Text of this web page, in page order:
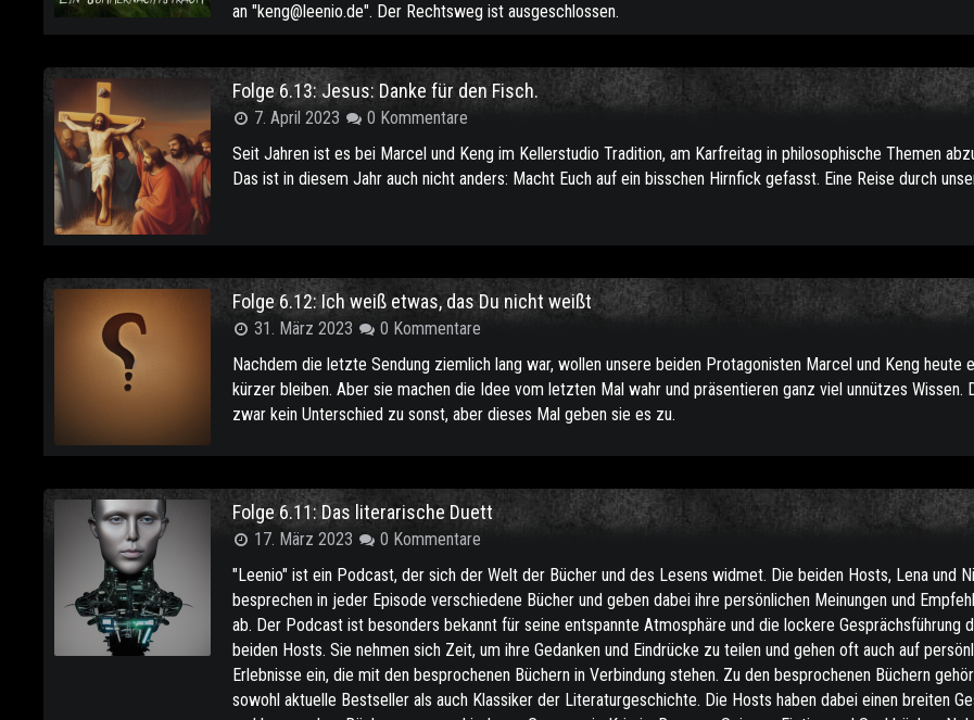
an "keng@leenio.de". Der Rechtsweg ist ausgeschlossen.
Folge 6.13: Jesus: Danke für den Fisch.
7. April 2023
0 Kommentare
Seit Jahren ist es bei Marcel und Keng im Kellerstudio Tradition, am Karfreitag in philosophische Themen
Das ist in diesem Jahr auch nicht anders: Macht Euch auf ein bisschen Hirnfick gefasst. Eine Reise durch
Folge 6.12: Ich weiß etwas, das Du nicht weißt
31. März 2023
0 Kommentare
Nachdem die letzte Sendung ziemlich lang war, wollen unsere beiden Protagonisten Marcel und Keng heute
kürzer bleiben. Aber sie machen die Idee vom letzten Mal wahr und präsentieren ganz viel unnützes Wissen.
zwar kein Unterschied zu sonst, aber dieses Mal geben sie es zu.
Folge 6.11: Das literarische Duett
17. März 2023
0 Kommentare
"Leenio" ist ein Podcast, der sich der Welt der Bücher und des Lesens widmet. Die beiden Hosts, Lena und
besprechen in jeder Episode verschiedene Bücher und geben dabei ihre persönlichen Meinungen und
ab. Der Podcast ist besonders bekannt für seine entspannte Atmosphäre und die lockere Gesprächsführung
beiden Hosts. Sie nehmen sich Zeit, um ihre Gedanken und Eindrücke zu teilen und gehen oft auch auf
Erlebnisse ein, die mit den besprochenen Büchern in Verbindung stehen. Zu den besprochenen Büchern
sowohl aktuelle Bestseller als auch Klassiker der Literaturgeschichte. Die Hosts haben dabei einen breiten